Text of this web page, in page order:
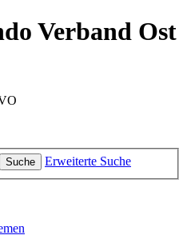
Verband Ost
Suche Erweiterte Suche